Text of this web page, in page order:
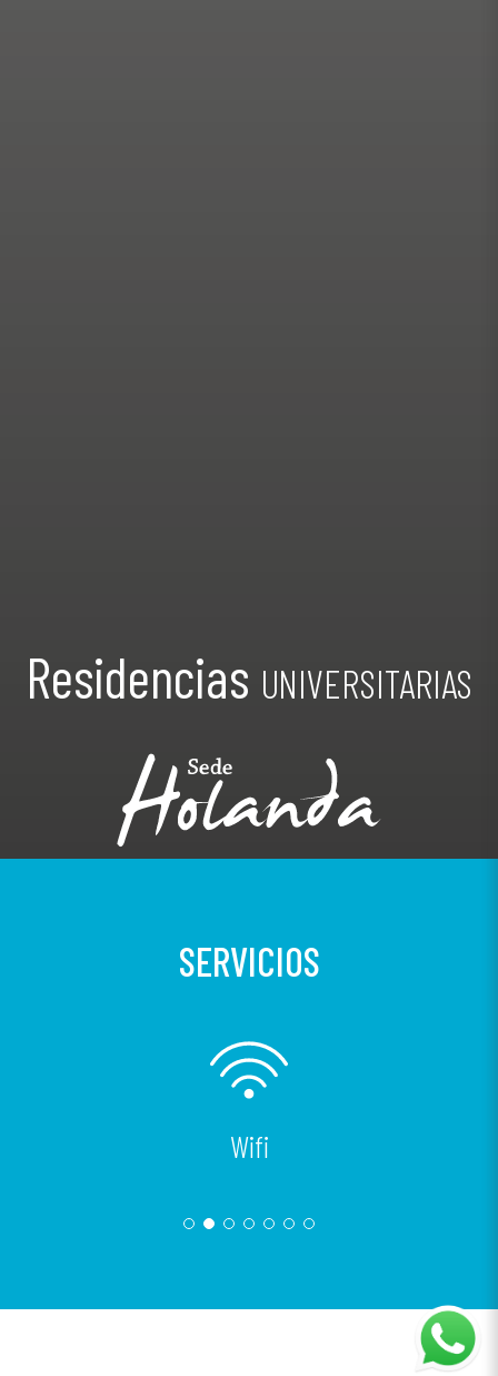
Residencias UNIVERSITARIAS
SERVICIOS
Wifi